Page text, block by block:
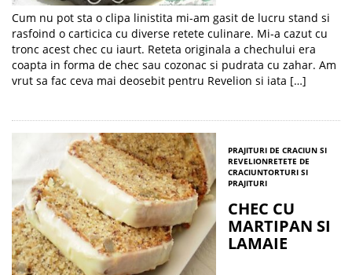
Cum nu pot sta o clipa linistita mi-am gasit de lucru stand si
rasfoind o carticica cu diverse retete culinare. Mi-a cazut cu
tronc acest chec cu iaurt. Reteta originala a chechului era
coapta in forma de chec sau cozonac si pudrata cu zahar. Am
vrut sa fac ceva mai deosebit pentru Revelion si iata […]
PRAJITURI DE CRACIUN SI
REVELIONRETETE DE
CRACIUNTORTURI SI
PRAJITURI
CHEC CU
MARTIPAN SI
LAMAIE